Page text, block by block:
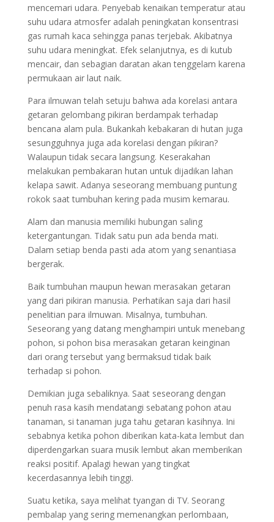
mencemari udara. Penyebab kenaikan temperatur atau
suhu udara atmosfer adalah peningkatan konsentrasi
gas rumah kaca sehingga panas terjebak. Akibatnya
suhu udara meningkat. Efek selanjutnya, es di kutub
mencair, dan sebagian daratan akan tenggelam karena
permukaan air laut naik.
Para ilmuwan telah setuju bahwa ada korelasi antara
getaran gelombang pikiran berdampak terhadap
bencana alam pula. Bukankah kebakaran di hutan juga
sesungguhnya juga ada korelasi dengan pikiran?
Walaupun tidak secara langsung. Keserakahan
melakukan pembakaran hutan untuk dijadikan lahan
kelapa sawit. Adanya seseorang membuang puntung
rokok saat tumbuhan kering pada musim kemarau.
Alam dan manusia memiliki hubungan saling
ketergantungan. Tidak satu pun ada benda mati.
Dalam setiap benda pasti ada atom yang senantiasa
bergerak.
Baik tumbuhan maupun hewan merasakan getaran
yang dari pikiran manusia. Perhatikan saja dari hasil
penelitian para ilmuwan. Misalnya, tumbuhan.
Seseorang yang datang menghampiri untuk menebang
pohon, si pohon bisa merasakan getaran keinginan
dari orang tersebut yang bermaksud tidak baik
terhadap si pohon.
Demikian juga sebaliknya. Saat seseorang dengan
penuh rasa kasih mendatangi sebatang pohon atau
tanaman, si tanaman juga tahu getaran kasihnya. Ini
sebabnya ketika pohon diberikan kata-kata lembut dan
diperdengarkan suara musik lembut akan memberikan
reaksi positif. Apalagi hewan yang tingkat
kecerdasannya lebih tinggi.
Suatu ketika, saya melihat tyangan di TV. Seorang
pembalap yang sering memenangkan perlombaan,